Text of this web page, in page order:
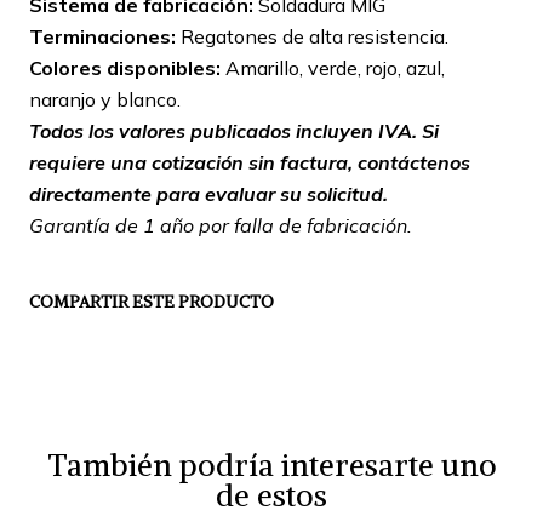
Terminaciones: Regatones de alta resistencia.
Colores disponibles: Amarillo, verde, rojo, azul,
naranjo y blanco.
Todos los valores publicados incluyen IVA. Si
requiere una cotización sin factura, contáctenos
directamente para evaluar su solicitud.
Garantía de 1 año por falla de fabricación.
COMPARTIR ESTE PRODUCTO
También podría interesarte uno
de estos